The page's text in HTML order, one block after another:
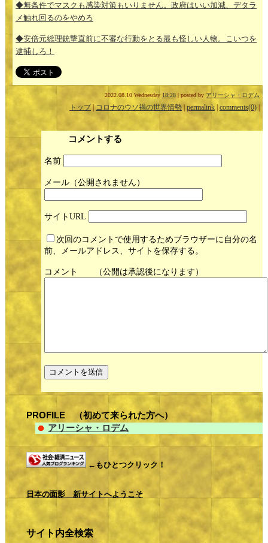
◆無条件でマスクも感染対策もいりません。政府はいい加減、デタラ
メ触れ回るのをやめろ
◆安倍元総理銃撃直前に不審な行動をとる最も怪しい人物。こいつを
逮捕しろ！
2022.08.10 Wednesday 18:28 | posted by アリーシャ・ロデム
トップ|コロナのウソ禍の世界情勢 permalink comments(0)
コメントする
名前
メール
サイト
次回のコメントで使用するためブラウザーに自分の名
前、メールアドレス、サイトを保存する。
コメント
PROFILE （初めて来られた方へ）
アリーシャ・ロデム
←もひとつクリック！
日本の面影 新サイトへようこそ
サイト内全検索